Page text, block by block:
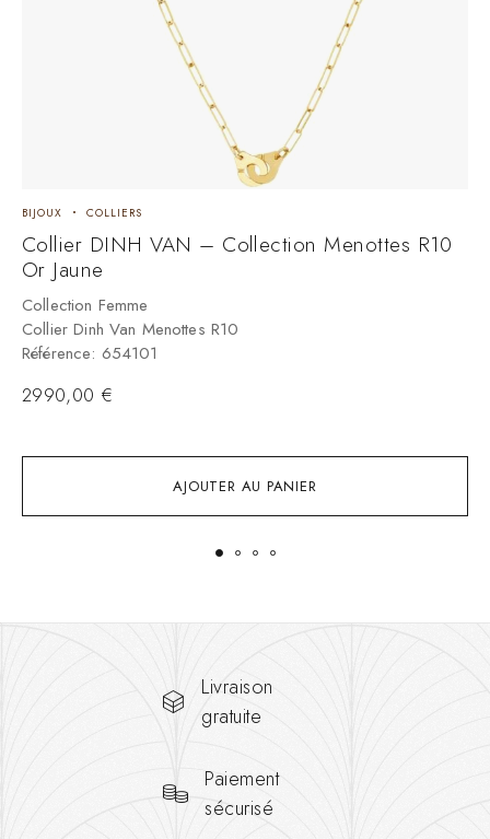
AJOUTER AU PANIER
BIJOUX COLLIERS
Collier DINH VAN – Collection Menottes R10
Or Jaune
Collection Femme
Collier Dinh Van Menottes R10
Référence: 654101
2990,00 €
Livraison
gratuite
Paiement
sécurisé